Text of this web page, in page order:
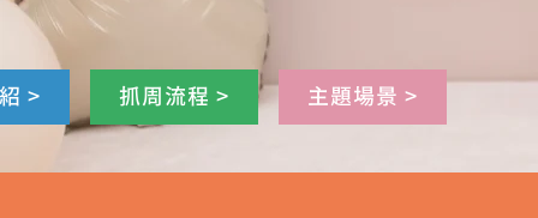
> 抓周流程 > 主題場景 >